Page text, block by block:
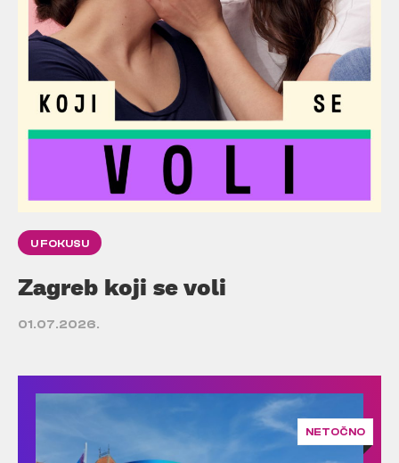
U FOKUSU
Zagreb koji se voli
01.07.2026.
NETOČNO